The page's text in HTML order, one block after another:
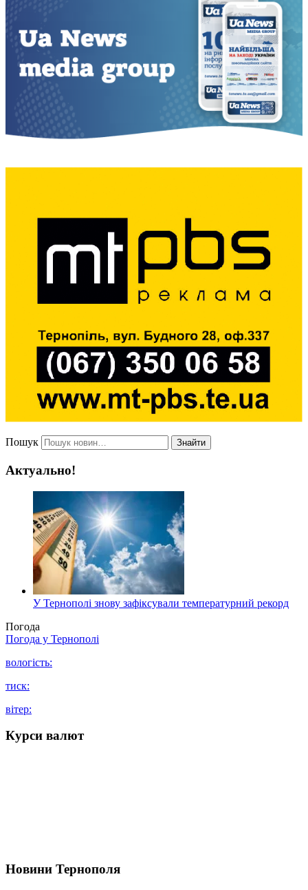
Пошук Знайти
Актуально!
У Тернополі знову зафіксували температурний рекорд
Погода
Погода у Тернополі
вологість:
тиск:
вітер:
Курси валют
Новини Тернополя